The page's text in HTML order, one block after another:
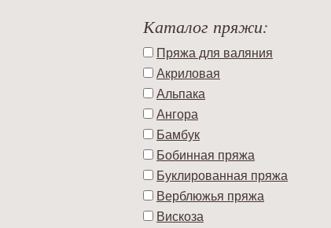
Каталог пряжи:
Пряжа для валяния
Акриловая
Альпака
Ангора
Бамбук
Бобинная пряжа
Буклированная пряжа
Верблюжья пряжа
Вискоза